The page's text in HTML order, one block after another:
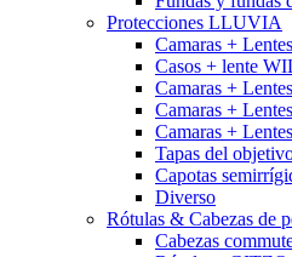
Protecciones LLUVIA
Camaras +
Casos + lente
Camaras +
Camaras +
Camaras +
Tapas del
Capotas
Diverso
Rótulas & Cabezas de
Cabezas